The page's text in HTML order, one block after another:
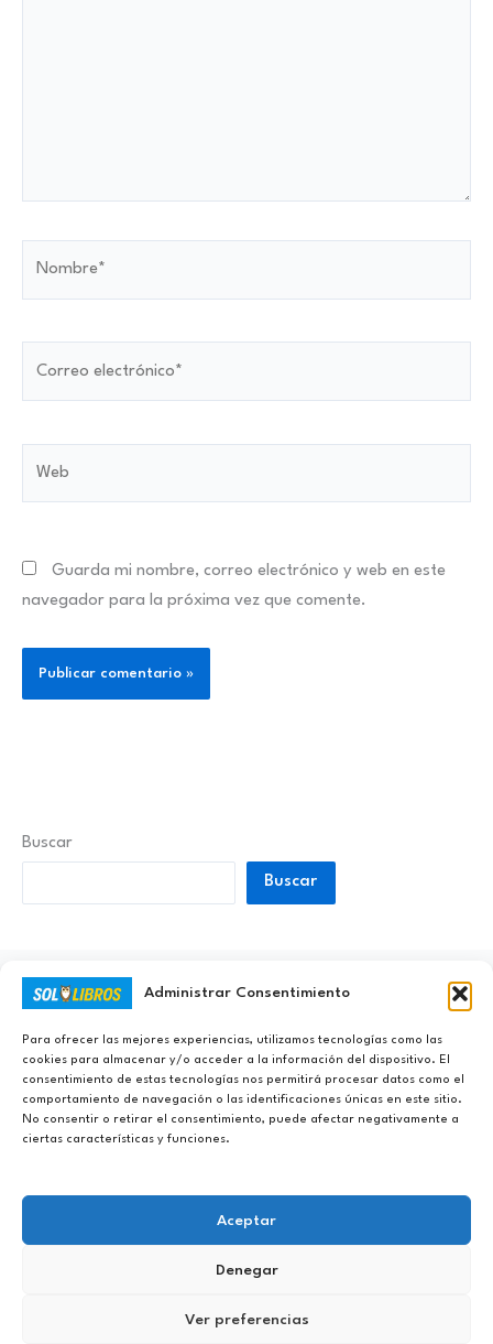
Administrar Consentimiento
Para ofrecer las mejores experiencias, utilizamos tecnologías como las
cookies para almacenar y/o acceder a la información del dispositivo. El
consentimiento de estas tecnologías nos permitirá procesar datos como el
comportamiento de navegación o las identificaciones únicas en este sitio.
No consentir o retirar el consentimiento, puede afectar negativamente a
ciertas características y funciones.
Aceptar
Denegar
Ver preferencias
Guarda mi nombre, correo electrónico y web en este
navegador para la próxima vez que comente.
Buscar
Buscar
Ayúdanos a Nunca Dejar de Aprender
Política de Cookies|Contacto|